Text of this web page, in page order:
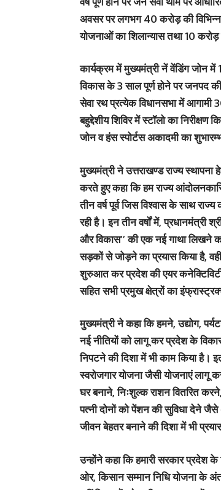
अवसर पर लगभग 40 करोड़ की
योजनाओं का शिलान्यास तथा 10
कार्यक्रम में मुख्यमंत्री नें वेंडिंग जोन में
विकास के 3 साल पूर्ण होने पर जनपद
सेवा रथ प्रत्येक विधानसभा में आगामी
बहुद्देशीय शिविर में स्टॉलो का
जोन व हंस स्पोर्टस अकादमी का
मुख्यमंत्री ने उत्तराखण्ड राज्य
करते हुए कहा कि हम राज्य
तीन वर्ष पूर्व जिस विश्वास के साथ
रही है। इन तीन वर्षों में, प्रधानमंत्री
और विकास’’ की एक नई गाथा लिखने
सड़कों से जोड़ने का प्रयास किया है,
शुरुआत कर प्रदेश की एयर
सहित सभी प्रमुख क्षेत्रों का
मुख्यमंत्री ने कहा कि हमने, उद्योग,
नई नीतियों को लागू कर प्रदेश के
निपटने की दिशा में भी काम किया है।
स्वरोजगार योजना जैसी योजनाएं लागू
घर बनाने, निःशुल्क राशन वितरित
पत्नी दोनों को पेंशन की सुविधा देने
जीवन बेहतर बनाने की दिशा में भी
उन्होंने कहा कि हमारी सरकार प्रदेश
ओर, किसान सम्मान निधि योजना के